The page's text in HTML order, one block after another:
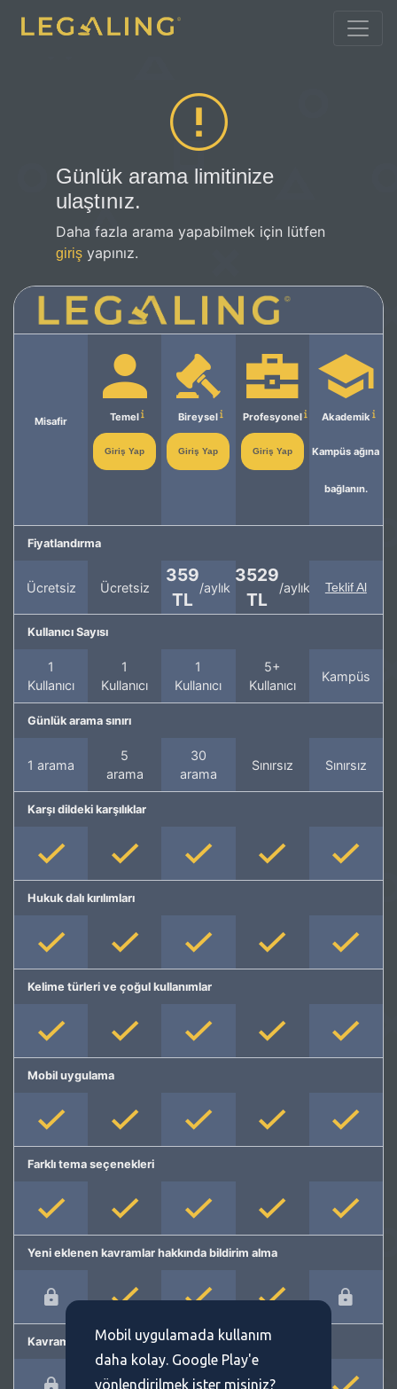
Günlük arama limitinize
ulaştınız.
Daha fazla arama yapabilmek için lütfen
giriş yapınız.
Misafir Temel
Giriş Yap
Bireysel
Giriş Yap
Profesyonel
Giriş Yap
Akademik
Kampüs ağına
bağlanın.
Fiyatlandırma
Ücretsiz Ücretsiz
359
TL
/aylık
3529
TL
/aylık Teklif Al
Kullanıcı Sayısı
1
Kullanıcı
1
Kullanıcı
1
Kullanıcı
5+
Kullanıcı
Kampüs
Günlük arama sınırı
1 arama
5
arama
30
arama
Sınırsız Sınırsız
Karşı dildeki karşılıklar
Hukuk dalı kırılımları
Kelime türleri ve çoğul kullanımlar
Mobil uygulama
Farklı tema seçenekleri
Yeni eklenen kavramlar hakkında bildirim alma
Kavram önermeMobil uygulamada kullanım
daha kolay. Google Play'e
yönlendirilmek ister misiniz?